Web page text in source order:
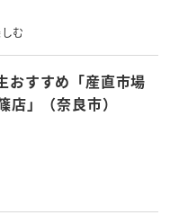
む
おすすめ「産直市場
店」（奈良市）